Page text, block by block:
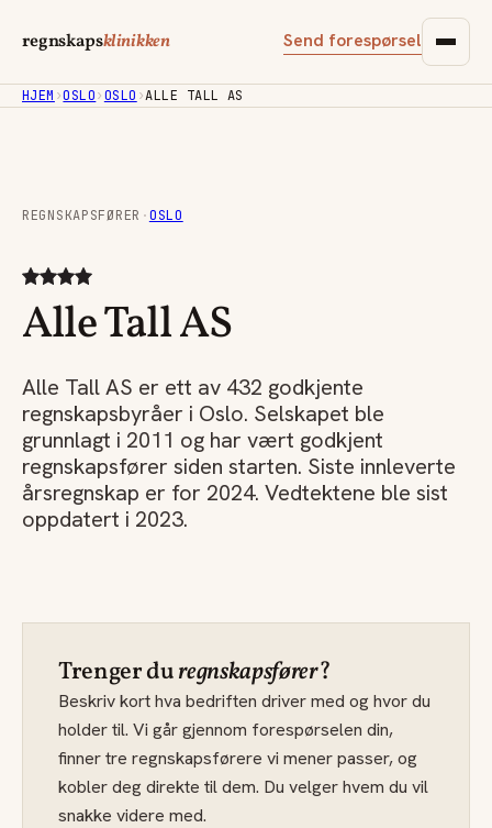
regnskapsklinikken Send forespørsel
HJEM ›OSLO›OSLO ›ALLE TALL AS
REGNSKAPSFØRER ·OSLO
Alle Tall AS
Alle Tall AS er ett av 432 godkjente
regnskapsbyråer i Oslo. Selskapet ble
grunnlagt i 2011 og har vært godkjent
regnskapsfører siden starten. Siste innleverte
årsregnskap er for 2024. Vedtektene ble sist
oppdatert i 2023.
Trenger duregnskapsfører?
Beskriv kort hva bedriften driver med og hvor du
holder til. Vi går gjennom forespørselen din,
finner tre regnskapsførere vi mener passer, og
kobler deg direkte til dem. Du velger hvem du vil
snakke videre med.